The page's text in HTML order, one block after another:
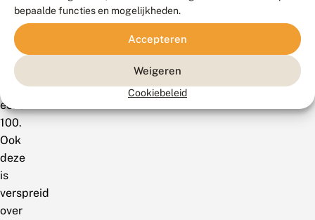
bepaalde functies en mogelijkheden.
Accepteren
Weigeren
Cookiebeleid
(tot
oktober)
nog
eens
100.
Ook
deze
is
verspreid
over